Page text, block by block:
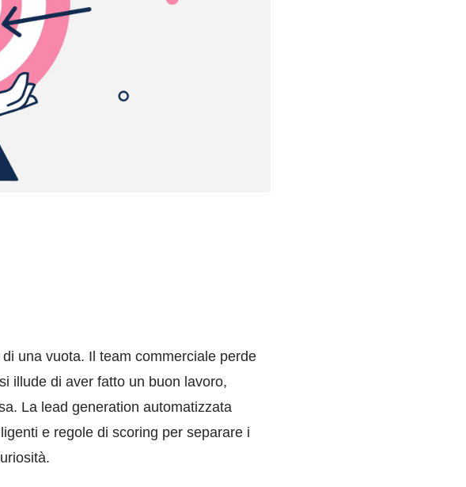
una vuota. Il team commerciale perde
illude di aver fatto un buon lavoro,
La lead generation automatizzata
e regole di scoring per separare i